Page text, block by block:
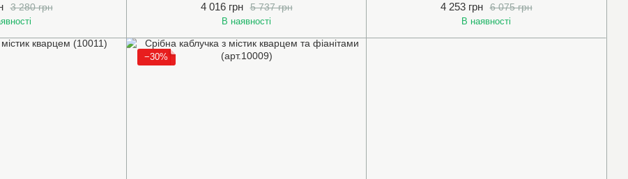
3 280 грн 5 737 грн
4 016 грн
В наявності
6 075 грн
4 253 грн
В наявності
−30%